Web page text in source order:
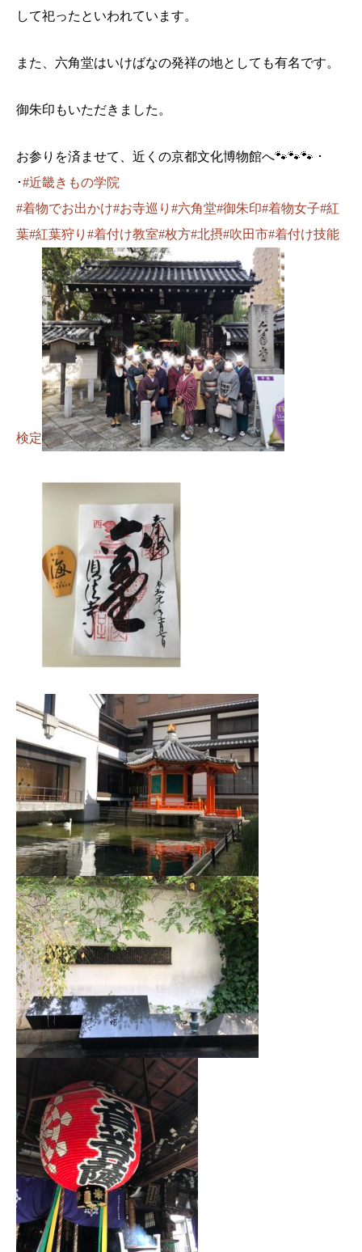
して祀ったといわれています。
また、六角堂はいけばなの発祥の地としても有名です。
御朱印もいただきました。
お参りを済ませて、近くの京都文化博物館へ🐾🐾🐾 ･
･#近畿きもの学院
#着物でお出かけ#お寺巡り #六角堂#御朱印#着物女子#紅
葉#紅葉狩り #着付け教室#枚方#北摂#吹田市#着付け技能
検定